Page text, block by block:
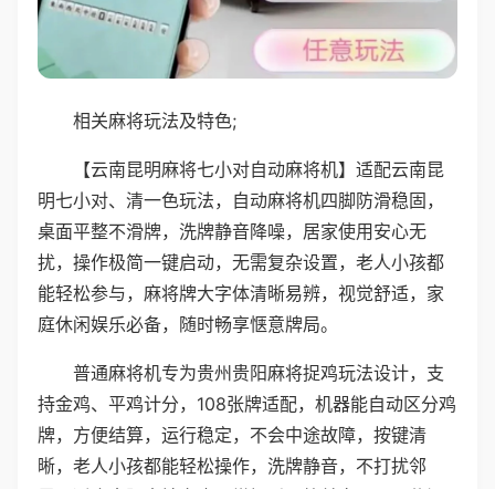
相关麻将玩法及特色;
【云南昆明麻将七小对自动麻将机】适配云南昆
明七小对、清一色玩法，自动麻将机四脚防滑稳固，
桌面平整不滑牌，洗牌静音降噪，居家使用安心无
扰，操作极简一键启动，无需复杂设置，老人小孩都
能轻松参与，麻将牌大字体清晰易辨，视觉舒适，家
庭休闲娱乐必备，随时畅享惬意牌局。
普通麻将机专为贵州贵阳麻将捉鸡玩法设计，支
持金鸡、平鸡计分，108张牌适配，机器能自动区分鸡
牌，方便结算，运行稳定，不会中途故障，按键清
晰，老人小孩都能轻松操作，洗牌静音，不打扰邻